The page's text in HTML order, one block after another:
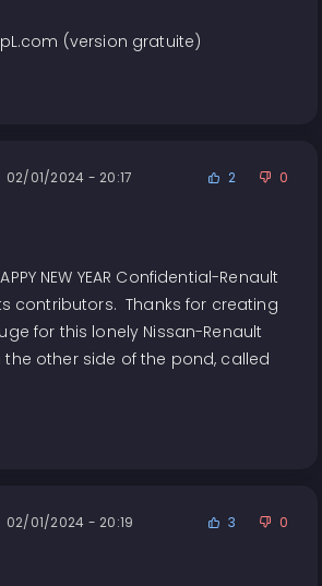
(version gratuite)
02/01/2024 - 20:17 2 0
NEW YEAR Confidential-Renault
contributors. Thanks for creating
for this lonely Nissan-Renault
other side of the pond, called
02/01/2024 - 20:19 3 0